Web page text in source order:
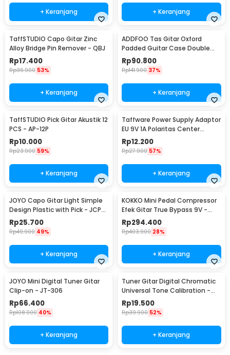
+ Keranjang + Keranjang
TaffSTUDIO Capo Gitar Zinc
Alloy Bridge Pin Remover - QBJ
Rp17.400
Rp36.900 53%
+ Keranjang
ADDFOO Tas Gitar Oxford
Padded Guitar Case Double
Strap Waterproof - ZH06501
Rp90.800
Rp141.900 37%
+ Keranjang
TaffSTUDIO Pick Gitar Akustik 12
PCS - AP-12P
Rp10.000
Rp23.900 59%
+ Keranjang
Taffware Power Supply Adaptor
EU 9V 1A Polaritas Center
Positif - YErY-0910
Rp12.200
Rp27.900 57%
+ Keranjang
JOYO Capo Gitar Light Simple
Design Plastic with Pick - JCP-
01
Rp25.700
Rp49.900 49%
+ Keranjang
KOKKO Mini Pedal Compressor
Efek Gitar True Bypass 9V -
FCP-2
Rp294.400
Rp403.900 28%
+ Keranjang
JOYO Mini Digital Tuner Gitar
Clip-on - JT-306
Rp66.400
Rp108.900 40%
+ Keranjang
Tuner Gitar Digital Chromatic
Universal Tone Calibration -
AT-01A
Rp19.500
Rp39.900 52%
+ Keranjang